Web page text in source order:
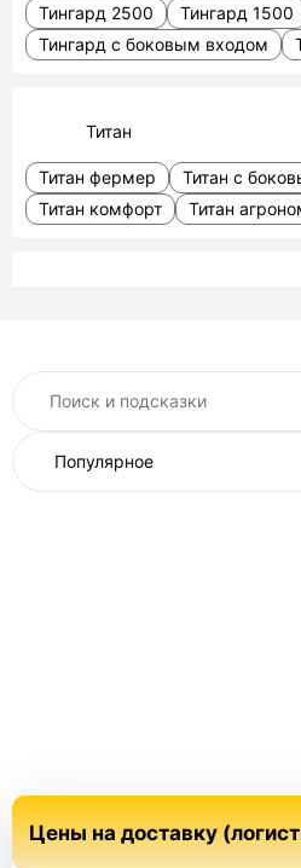
Тингард 2500 Тингард 1500
Тингард с боковым входом
Титан
Титан фермер
Титан с
Титан комфорт
Титан
Рекорд
Гудвей
Цены на доставку